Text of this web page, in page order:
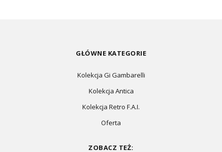
GŁÓWNE KATEGORIE
Kolekcja Gi Gambarelli
Kolekcja Antica
Kolekcja Retro F.A.I.
Oferta
ZOBACZ TEŻ: